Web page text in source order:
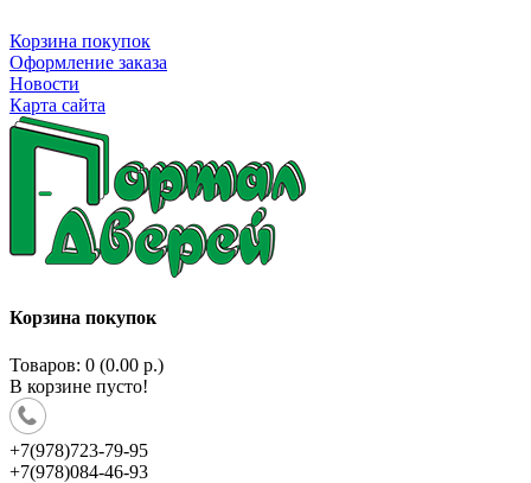
Корзина покупок
Оформление заказа
Новости
Карта сайта
Корзина покупок
Товаров: 0 (0.00 р.)
В корзине пусто!
+7(978)723-79-95
+7(978)084-46-93